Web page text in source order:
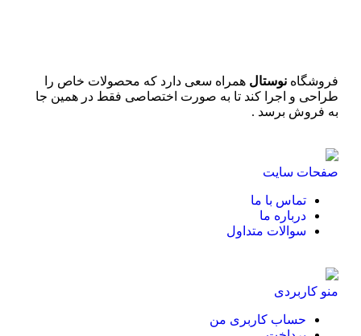
فروشگاه نوستال همراه سعی دارد که محصولات خاص را
طراحی و اجرا کند تا به صورت اختصاصی فقط در همین جا
به فروش برسد .
صفحات سایت
تماس با ما
درباره ما
سوالات متداول
منو کاربردی
حساب کاربری من